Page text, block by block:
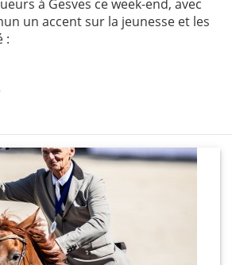
à Gesves ce week-end, avec
un accent sur la jeunesse et les
: